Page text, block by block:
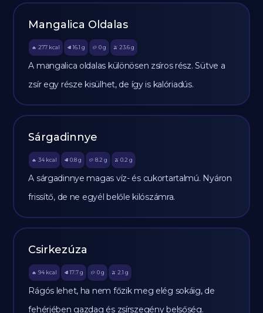
Mangalica Oldalas
🔥 277 kcal 🥩 16.1 g 🥔 0g 🫒 23.6 g
A mangalica oldalas különösen zsíros rész. Sütve a
zsír egy része kisülhet, de így is kalóriadús.
Sárgadinnye
🔥 34 kcal 🥩 0.8 g 🥔 8.2 g 🫒 0.2 g
A sárgadinnye magas víz- és cukortartalmú. Nyáron
frissítő, de ne egyél belőle kilószámra.
Csirkezúza
🔥 94 kcal 🥩 17.7 g 🥔 0g 🫒 2.1 g
Rágós lehet, ha nem főzik meg elég sokáig, de
fehérjében gazdag és zsírszegény belsőség.